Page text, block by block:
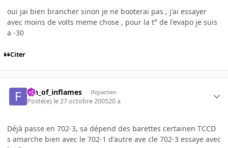
oui jai bien brancher sinon je ne booterai pas , j'ai essayer
avec moins de volts meme chose , pour la t° de l'evapo je suis
a -30
Citer
fan_of_inflames INpactien
Posté(e) le 27 octobre 200520 a
Déjà passe en 702-3, sa dépend des barettes certainen TCCD
s amarche bien avec le 702-1 d'autre ave cle 702-3 essaye avec